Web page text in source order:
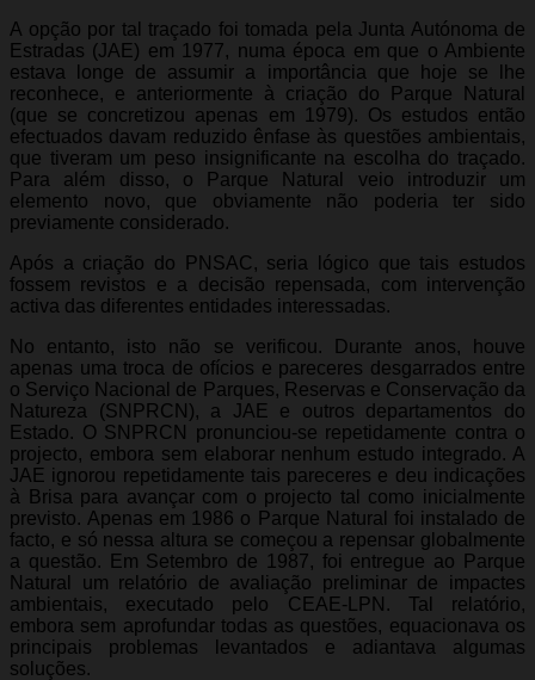
A opção por tal traçado foi tomada pela Junta Autónoma de
Estradas (JAE) em 1977, numa época em que o Ambiente
estava longe de assumir a importância que hoje se lhe
reconhece, e anteriormente à criação do Parque Natural
(que se concretizou apenas em 1979). Os estudos então
efectuados davam reduzido ênfase às questões ambientais,
que tiveram um peso insignificante na escolha do traçado.
Para além disso, o Parque Natural veio introduzir um
elemento novo, que obviamente não poderia ter sido
previamente considerado.
Após a criação do PNSAC, seria lógico que tais estudos
fossem revistos e a decisão repensada, com intervenção
activa das diferentes entidades interessadas.
No entanto, isto não se verificou. Durante anos, houve
apenas uma troca de ofícios e pareceres desgarrados entre
o Serviço Nacional de Parques, Reservas e Conservação da
Natureza (SNPRCN), a JAE e outros departamentos do
Estado. O SNPRCN pronunciou-se repetidamente contra o
projecto, embora sem elaborar nenhum estudo integrado. A
JAE ignorou repetidamente tais pareceres e deu indicações
à Brisa para avançar com o projecto tal como inicialmente
previsto. Apenas em 1986 o Parque Natural foi instalado de
facto, e só nessa altura se começou a repensar globalmente
a questão. Em Setembro de 1987, foi entregue ao Parque
Natural um relatório de avaliação preliminar de impactes
ambientais, executado pelo CEAE-LPN. Tal relatório,
embora sem aprofundar todas as questões, equacionava os
principais problemas levantados e adiantava algumas
soluções.